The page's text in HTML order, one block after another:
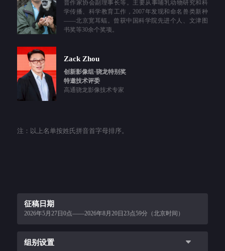
普作家协会副理事长等。主要从事哺乳动物研究和科
学传播、科学教育工作，2007年发现和命名兽类新种
——北京宽耳蝠。曾获中国科学院先进个人、文津图
书奖等30余个奖项。
Zack Zhou
创新影像组·骁龙特别奖
特邀技术评委
高通骁龙影像技术专家
注：以上名单按姓氏拼音首字母排序。
征稿日期
2026年5月27日0点——2026年8月20日23点59分（北京时间）
组别设置